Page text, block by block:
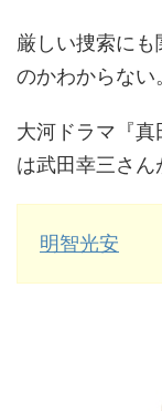
厳しい捜索に
のかわからない
大河ドラマ『
は武田幸三さん
明智光安